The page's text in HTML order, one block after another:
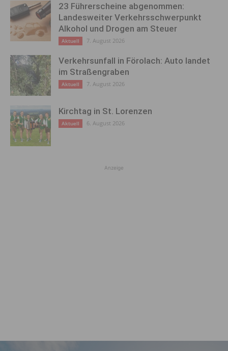
23 Führerscheine abgenommen:
Landesweiter Verkehrsschwerpunkt
Alkohol und Drogen am Steuer
Aktuell 7. August 2026
Verkehrsunfall in Förolach: Auto landet
im Straßengraben
Aktuell 7. August 2026
Kirchtag in St. Lorenzen
Aktuell 6. August 2026
Anzeige